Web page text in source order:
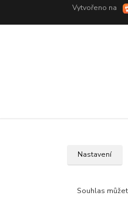
Vytvořeno na
Nastavení
Souhlas